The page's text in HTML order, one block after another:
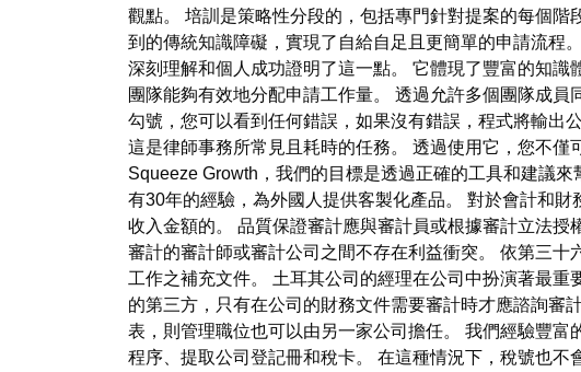
觀點。 培訓是策略性分段的，包括專門針對提案的每個階
到的傳統知識障礙，實現了自給自足且更簡單的申請流程
深刻理解和個人成功證明了這一點。 它體現了豐富的知
團隊能夠有效地分配申請工作量。 透過允許多個團隊成
勾號，您可以看到任何錯誤，如果沒有錯誤，程式將輸出
這是律師事務所常見且耗時的任務。 透過使用它，您不
Squeeze Growth，我們的目標是透過正確的工具和建議
有30年的經驗，為外國人提供客製化產品。 對於會計和
收入金額的。 品質保證審計應與審計員或根據審計立法
審計的審計師或審計公司之間不存在利益衝突。 依第三
工作之補充文件。 土耳其公司的經理在公司中扮演著最
的第三方，只有在公司的財務文件需要審計時才應諮詢審
表，則管理職位也可以由另一家公司擔任。 我們經驗豐
程序、提取公司登記冊和稅卡。 在這種情況下，稅號也